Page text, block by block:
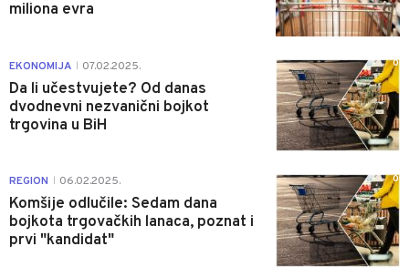
miliona evra
EKONOMIJA 07.02.2025.
Da li učestvujete? Od danas
dvodnevni nezvanični bojkot
trgovina u BiH
0
REGION 06.02.2025.
Komšije odlučile: Sedam dana
bojkota trgovačkih lanaca, poznat i
prvi "kandidat"
0